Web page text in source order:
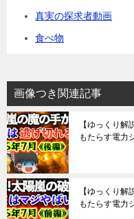
真実の探求者動画
食べ物
画像つき関連記事
【ゆっくり
もたらす電力
【ゆっくり
もたらす電力